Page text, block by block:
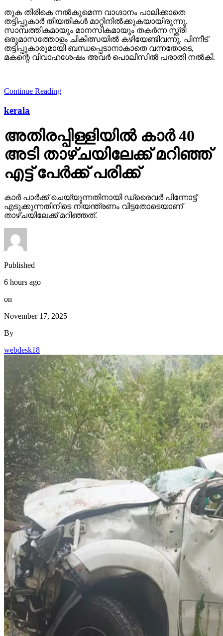
തുക തിരികെ നല്‍കുമെന്ന വാഗ്ദാനം പാലിക്കാതെ
തട്ടിപ്പുകാര്‍ തീയതികള്‍ മാറ്റിനില്‍ക്കുകയായിരുന്നു.
സാമ്പത്തികമായും മാനസികമായും തകര്‍ന്ന സ്ത്രീ
ഒരുമാസത്തോളം ചികിത്സയില്‍ കഴിയേണ്ടിവന്നു. പിന്നീട്
തട്ടിപ്പുകാരുമായി ബന്ധപ്പെടാനാകാതെ വന്നതോടെ,
മകന്റെ വിവാഹശേഷം അവര്‍ പൊലീസില്‍ പരാതി നല്‍കി.
Continue Reading
kerala
അതിരപ്പിള്ളിയില്‍ കാര്‍ 40
അടി താഴ്ചയിലേക്ക് മറിഞ്ഞ്
എട്ട് പേര്‍ക്ക് പരിക്ക്
കാര്‍ പാര്‍ക്ക് ചെയ്യുന്നതിനായി ഡ്രൈവര്‍ പിന്നോട്ട്
എടുക്കുന്നതിനിടെ നിയന്ത്രണം വിട്ടതോടെയാണ്
താഴ്ചയിലേക്ക് മറിഞ്ഞത്.
Published
6 hours ago
on
November 17, 2025
By
webdesk18